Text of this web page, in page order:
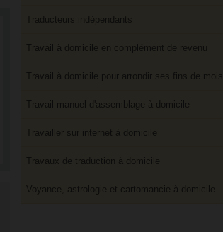
Traducteurs indépendants
Travail à domicile en complément de revenu
Travail à domicile pour arrondir ses fins de mois
Travail manuel d'assemblage à domicile
Travailler sur internet à domicile
Travaux de traduction à domicile
Voyance, astrologie et cartomancie à domicile